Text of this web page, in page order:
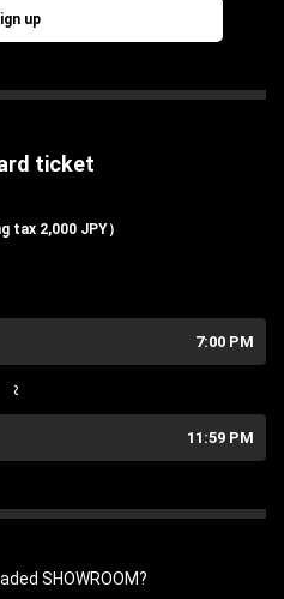
up
ticket
tax 2,000 JPY）
7:00 PM
~
11:59 PM
SHOWROOM?